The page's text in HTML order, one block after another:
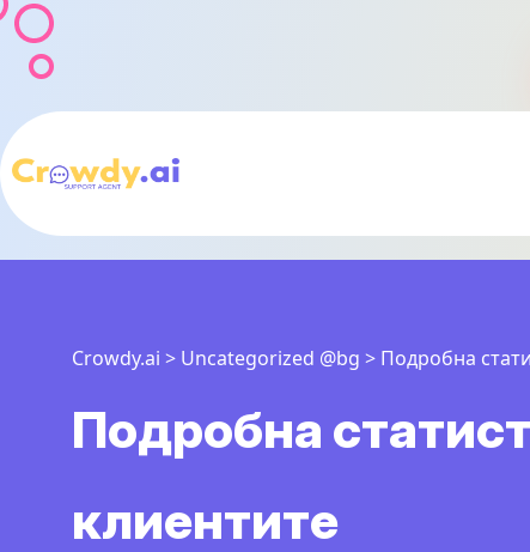
Crowdy.ai > Uncategorized @bg > Подробна
Подробна
клиентите